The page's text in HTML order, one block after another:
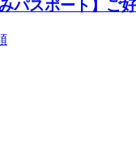
パスポート】ご